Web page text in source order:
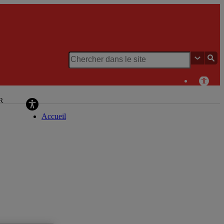
Accueil